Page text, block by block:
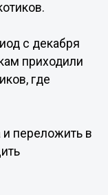
с декабря
приходили
где
переложить в